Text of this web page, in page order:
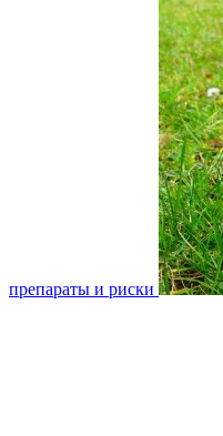
препараты и риски